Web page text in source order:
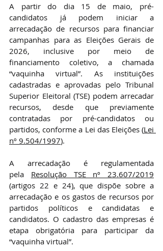
A partir do dia 15 de maio, pré-
candidatos já podem iniciar a
arrecadação de recursos para financiar
campanhas para as Eleições Gerais de
2026, inclusive por meio de
financiamento coletivo, a chamada
“vaquinha virtual”. As instituições
cadastradas e aprovadas pelo Tribunal
Superior Eleitoral (TSE) podem arrecadar
recursos, desde que previamente
contratadas por pré-candidatos ou
partidos, conforme a Lei das Eleições (Lei
nº 9.504/1997).
A arrecadação é regulamentada
pela Resolução TSE nº 23.607/2019
(artigos 22 e 24), que dispõe sobre a
arrecadação e os gastos de recursos por
partidos políticos e candidatas e
candidatos. O cadastro das empresas é
etapa obrigatória para participar da
“vaquinha virtual”.